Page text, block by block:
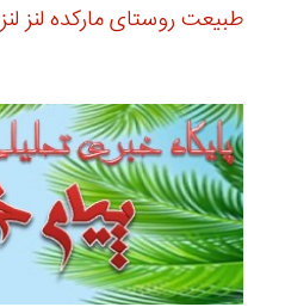
طبیعت روستای مارکده لنز لنز 360